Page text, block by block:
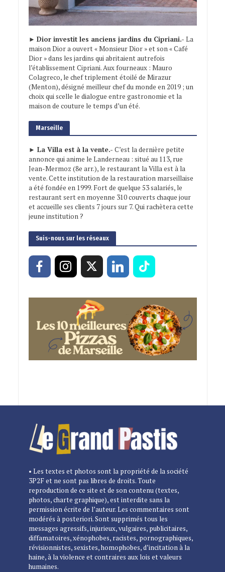
► Dior investit les anciens jardins du Cipriani.- La
maison Dior a ouvert « Monsieur Dior » et son « Café
Dior » dans les jardins qui abritaient autrefois
l’établissement Cipriani. Aux fourneaux : Mauro
Colagreco, le chef triplement étoilé de Mirazur
(Menton), désigné meilleur chef du monde en 2019 ; un
choix qui scelle le dialogue entre gastronomie et la
maison de couture le temps d’un été.
Marseille
► La Villa est à la vente.- C’est la dernière petite
annonce qui anime le Landerneau : situé au 113, rue
Jean-Mermoz (8e arr.), le restaurant la Villa est à la
vente. Cette institution de la restauration marseillaise
a été fondée en 1999. Fort de quelque 53 salariés, le
restaurant sert en moyenne 310 couverts chaque jour
et accueille ses clients 7 jours sur 7. Qui rachètera cette
jeune institution ?
Suis-nous sur les réseaux
• Les textes et photos sont la propriété de la société
3P2F et ne sont pas libres de droits. Toute
reproduction de ce site et de son contenu (textes,
photos, charte graphique), est interdite sans la
permission écrite de l’auteur. Les commentaires sont
modérés à posteriori. Sont supprimés tous les
messages agressifs, injurieux, vulgaires, publicitaires,
diffamatoires, xénophobes, racistes, pornographiques,
révisionnistes, sexistes, homophobes, d’incitation à la
haine, à la violence et contraires aux lois et valeurs
humaines.